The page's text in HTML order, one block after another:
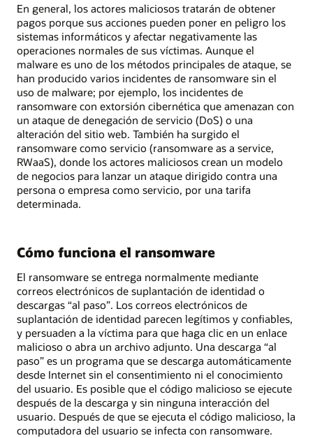
En general, los actores maliciosos tratarán de obtener
pagos porque sus acciones pueden poner en peligro los
sistemas informáticos y afectar negativamente las
operaciones normales de sus víctimas. Aunque el
malware es uno de los métodos principales de ataque, se
han producido varios incidentes de ransomware sin el
uso de malware; por ejemplo, los incidentes de
ransomware con extorsión cibernética que amenazan con
un ataque de denegación de servicio (DoS) o una
alteración del sitio web. También ha surgido el
ransomware como servicio (ransomware as a service,
RWaaS), donde los actores maliciosos crean un modelo
de negocios para lanzar un ataque dirigido contra una
persona o empresa como servicio, por una tarifa
determinada.
Cómo funciona el ransomware
El ransomware se entrega normalmente mediante
correos electrónicos de suplantación de identidad o
descargas “al paso”. Los correos electrónicos de
suplantación de identidad parecen legítimos y confiables,
y persuaden a la víctima para que haga clic en un enlace
malicioso o abra un archivo adjunto. Una descarga “al
paso” es un programa que se descarga automáticamente
desde Internet sin el consentimiento ni el conocimiento
del usuario. Es posible que el código malicioso se ejecute
después de la descarga y sin ninguna interacción del
usuario. Después de que se ejecuta el código malicioso, la
computadora del usuario se infecta con ransomware.